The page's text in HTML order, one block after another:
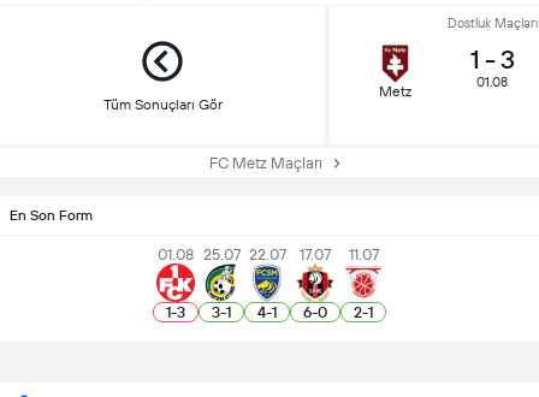
Tüm Sonuçları Gör
Dostluk Maçları
Metz
1 - 3
01.08
FC Metz Maçları
En Son Form
01.08
1-3
25.07
3-1
22.07
4-1
17.07
6-0
11.07
2-1